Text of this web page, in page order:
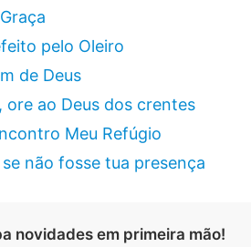
pelo Oleiro
de Deus
ore ao Deus dos crentes
Meu Refúgio
não fosse tua presença
novidades em primeira mão!